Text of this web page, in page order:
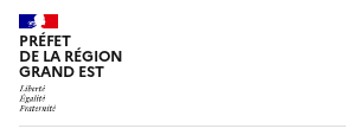
PRÉFET
DE LA RÉGION
GRAND EST